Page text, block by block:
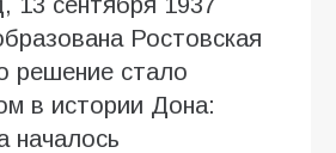
Ростовская
решение стало
в истории Дона:
началось